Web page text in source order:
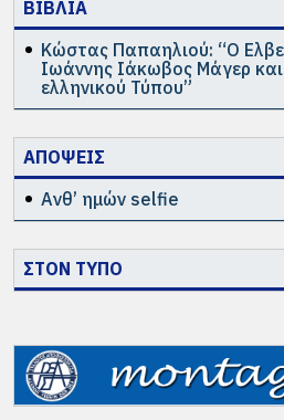
ΒΙΒΛΙΑ
Κώστας Παπαηλιού: “Ο
Ιωάννης Ιάκωβος Μάγερ
ελληνικού Τύπου”
ΑΠΟΨΕΙΣ
Ανθ’ ημών selfie
ΣΤΟΝ ΤΥΠΟ